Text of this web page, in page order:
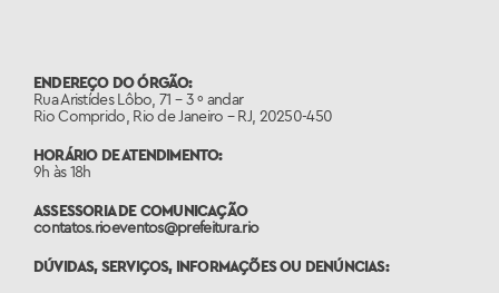
ENDEREÇO DO ÓRGÃO:
Rua Aristídes Lôbo, 71 – 3 º andar
Rio Comprido, Rio de Janeiro – RJ, 20250-450
HORÁRIO DE ATENDIMENTO:
9h às 18h
ASSESSORIA DE COMUNICAÇÃO
contatos.rioeventos@prefeitura.rio
DÚVIDAS, SERVIÇOS, INFORMAÇÕES OU DENÚNCIAS: